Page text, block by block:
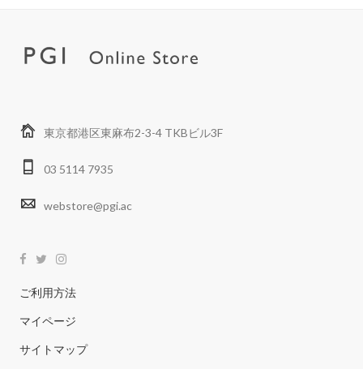
東京都港区東麻布2-3-4 TKBビル3F
03 5114 7935
webstore@pgi.ac
ご利用方法
マイページ
サイトマップ